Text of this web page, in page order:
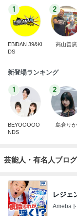
1
EBiDAN 39&Ki
DS
2
高山善廣
新登場ランキング
1
BEYOOOOO
NDS
2
島倉りか
芸能人・有名人ブロ
レジェ
Ameba